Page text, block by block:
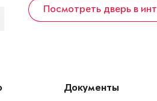
Посмотреть дверь в
Документы